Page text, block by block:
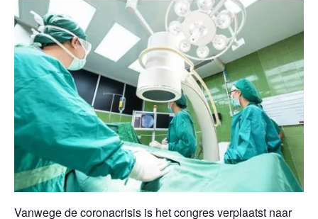
Vanwege de coronacrisis is het congres verplaatst naar